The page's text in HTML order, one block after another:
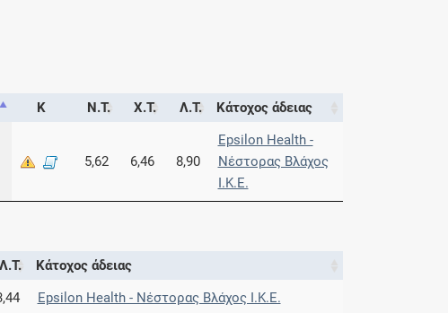
Κ Ν.Τ. Χ.Τ. Λ.Τ. Κάτοχος άδειας
5,62 6,46 8,90
Epsilon Health -
Νέστορας Βλάχος
Ι.Κ.Ε.
Λ.Τ.
Κάτοχος άδειας
Epsilon Health - Νέστορας Βλάχος Ι.Κ.Ε.